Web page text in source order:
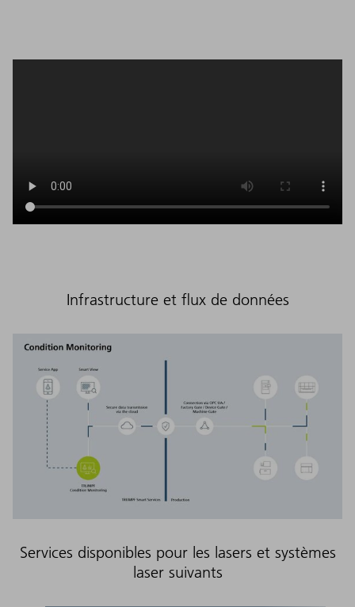
Infrastructure et flux de données
Services disponibles pour les lasers et systèmes
laser suivants